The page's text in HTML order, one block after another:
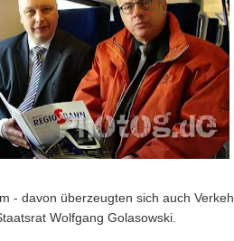
- davon überzeugten sich auch
Wolfgang Golasowski.